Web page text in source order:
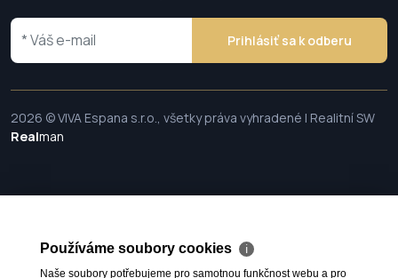
Prihlásiť sa k odberu
2026 © VIVA Espana s.r.o., všetky práva vyhradené | Realitní SW
Realman
Používáme soubory cookies ℹ
Naše soubory potřebujeme pro samotnou funkčnost webu a pro